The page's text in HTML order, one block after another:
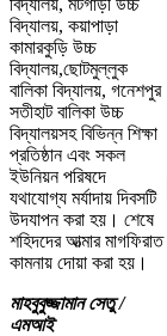
বিদ্যালয়, কয়াপাড়া
কামারকুড়ি উচ্চ
বিদ্যালয়,ছোটমুল্লুক
বালিকা বিদ্যালয়, গনেশপুর
সতীহাট বালিকা উচ্চ
বিদ্যালয়সহ বিভিন্ন শিক্ষা
প্রতিষ্ঠান এবং সকল
ইউনিয়ন পরিষদে
যথাযোগ্য মর্যাদায় দিবসটি
উদযাপন করা হয়। শেষে
শহিদদের আত্মার মাগফিরাত
কামনায় দোয়া করা হয়।
মাহবুবুজ্জামান সেতু /
এমআই